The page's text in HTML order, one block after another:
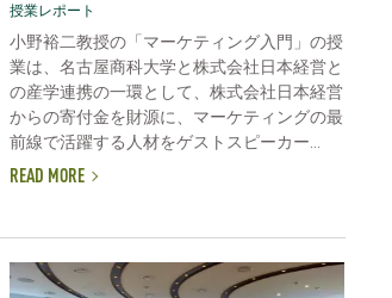
授業レポート
小野裕二教授の「マーケティング入門」の授
業は、名古屋商科大学と株式会社日本経営と
の産学連携の一環として、株式会社日本経営
からの寄付金を財源に、マーケティングの最
前線で活躍する人材をゲストスピーカー...
READ MORE